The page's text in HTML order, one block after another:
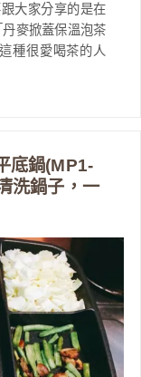
大家分享的是在
麥掀蓋保溫泡茶
種很愛喝茶的人
底鍋(MP1-
洗鍋子，一